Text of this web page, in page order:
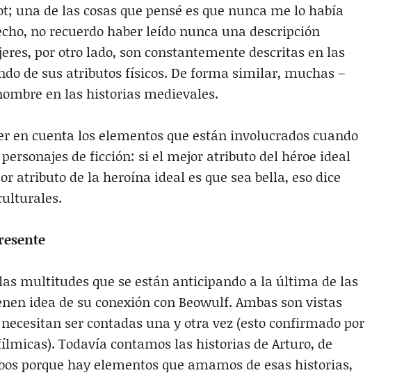
una de las cosas que pensé es que nunca me lo había
no recuerdo haber leído nunca una descripción
por otro lado, son constantemente descritas en las
de sus atributos físicos. De forma similar, muchas –
en las historias medievales.
en cuenta los elementos que están involucrados cuando
de ficción: si el mejor atributo del héroe ideal
atributo de la heroína ideal es que sea bella, eso dice
multitudes que se están anticipando a la última de las
idea de su conexión con Beowulf. Ambas son vistas
ser contadas una y otra vez (esto confirmado por
Todavía contamos las historias de Arturo, de
porque hay elementos que amamos de esas historias,